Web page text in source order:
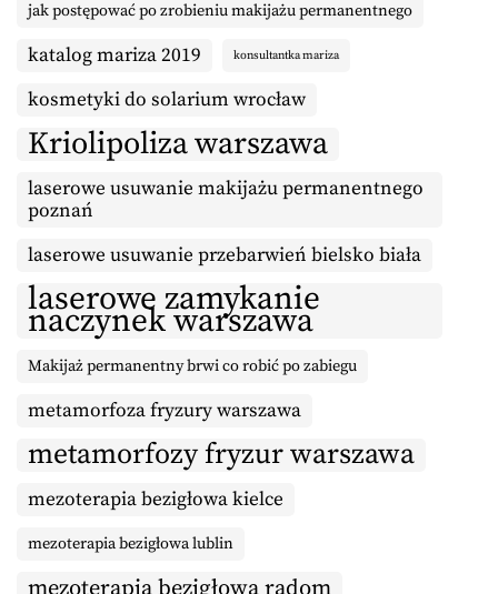
jak postępować po zrobieniu makijażu permanentnego
katalog mariza 2019 konsultantka mariza
kosmetyki do solarium wrocław
Kriolipoliza warszawa
laserowe usuwanie makijażu permanentnego
poznań
laserowe usuwanie przebarwień bielsko biała
laserowe zamykanie
naczynek warszawa
Makijaż permanentny brwi co robić po zabiegu
metamorfoza fryzury warszawa
metamorfozy fryzur warszawa
mezoterapia bezigłowa kielce
mezoterapia bezigłowa lublin